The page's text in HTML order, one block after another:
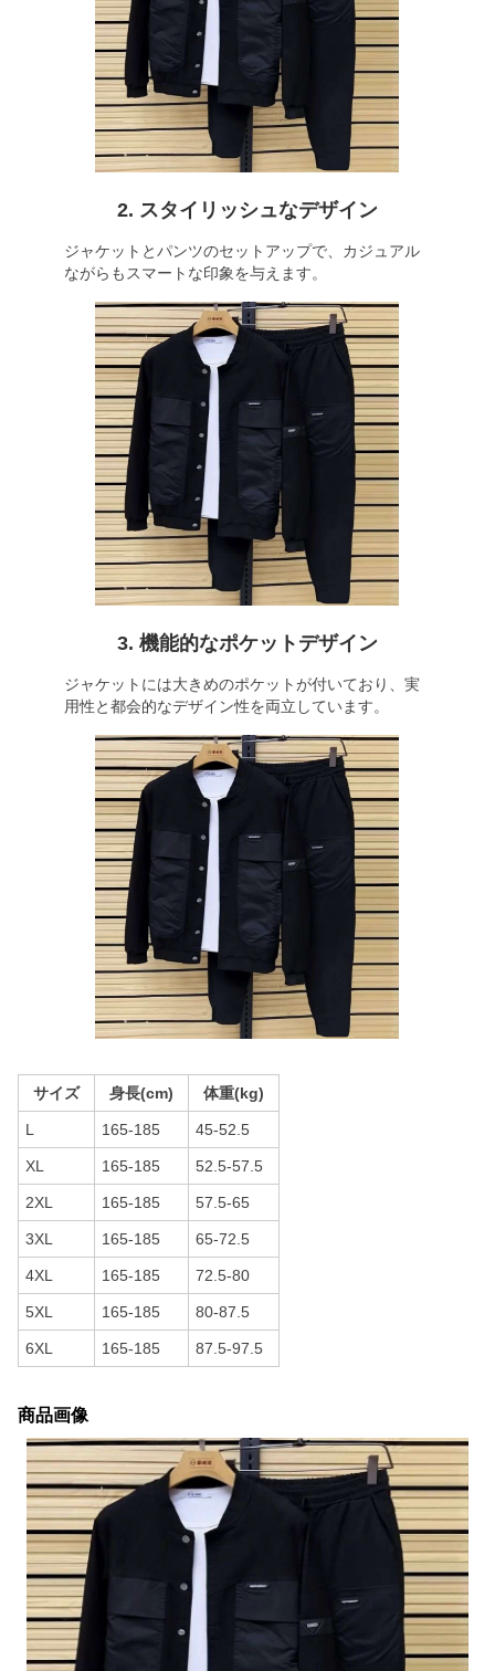
2. スタイリッシュなデザイン
ジャケットとパンツのセットアップで、カジュアル
ながらもスマートな印象を与えます。
3. 機能的なポケットデザイン
ジャケットには大きめのポケットが付いており、実
用性と都会的なデザイン性を両立しています。
サイズ 身長(cm) 体重(kg)
L 165-185 45-52.5
XL 165-185 52.5-57.5
2XL 165-185 57.5-65
3XL 165-185 65-72.5
4XL 165-185 72.5-80
5XL 165-185 80-87.5
6XL 165-185 87.5-97.5
商品画像